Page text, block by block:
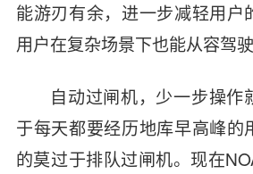
能游刃有余，进一步减轻用户
用户在复杂场景下也能从容驾驶
自动过闸机，少一步操作
于每天都要经历地库早高峰的
的莫过于排队过闸机。现在